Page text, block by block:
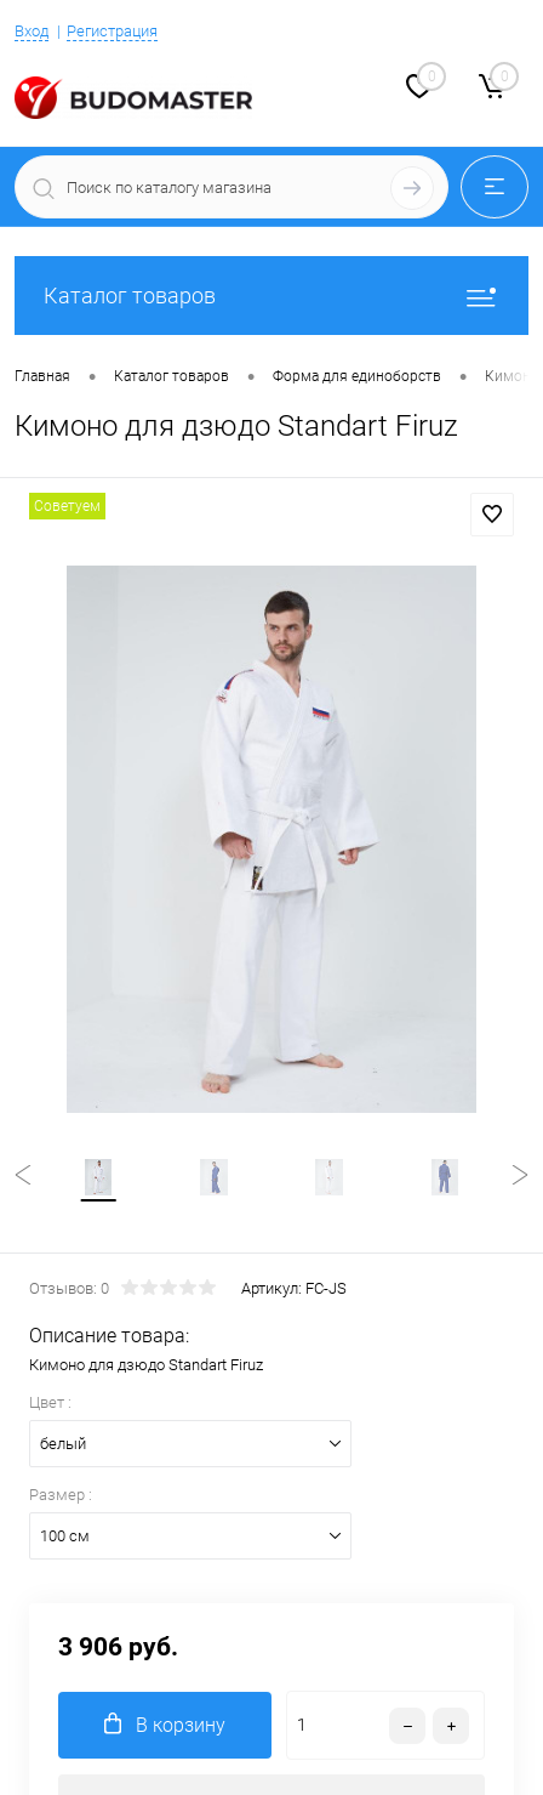
Вход Регистрация
0 0
Каталог товаров
Главная • Каталог товаров • Форма для единоборств • Кимоно
Кимоно для дзюдо Standart Firuz
Советуем
Отзывов: 0 Артикул: FC-JS
Описание товара:
Кимоно для дзюдо Standart Firuz
Цвет :
белый
Размер :
100 см
3 906 руб.
В корзину